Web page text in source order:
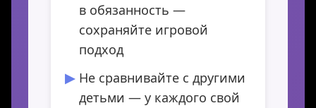
в обязанность —
сохраняйте игровой
подход
Не сравнивайте с другими
детьми — у каждого свой